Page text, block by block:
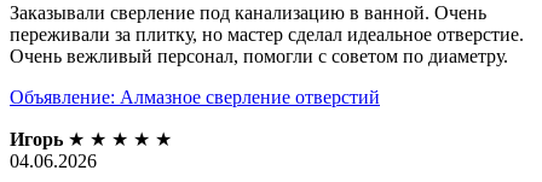
Заказывали сверление под канализацию в ванной. Очень
переживали за плитку, но мастер сделал идеальное отверстие.
Очень вежливый персонал, помогли с советом по диаметру.
Объявление: Алмазное сверление отверстий
Игорь ★ ★ ★ ★ ★
04.06.2026